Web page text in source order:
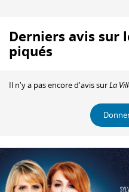
Derniers avis sur
piqués
Il n'y a pas encore d'avis surLa